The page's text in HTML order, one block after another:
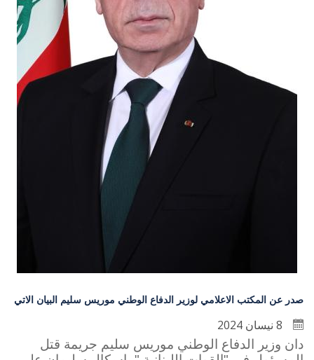
صدر عن المكتب الاعلامي لوزير الدفاع الوطني موريس سليم البيان الاتي
دان وزير الدفاع الوطني موريس سليم جريمة قتل